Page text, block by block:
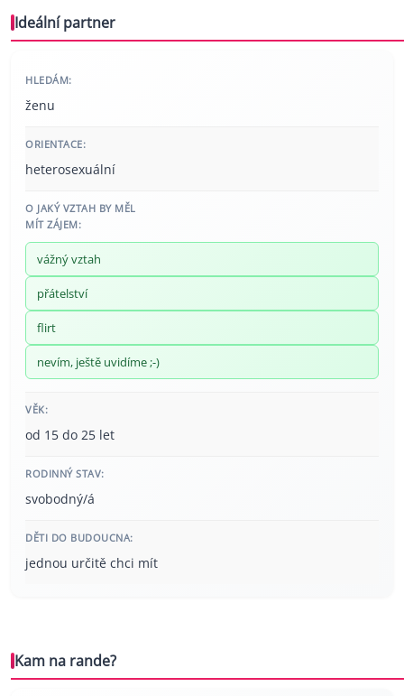
Ideální partner
HLEDÁM:
ženu
ORIENTACE:
heterosexuální
O JAKÝ VZTAH BY MĚL
MÍT ZÁJEM:
vážný vztah
přátelství
flirt
nevím, ještě uvidíme ;-)
VĚK:
od 15 do 25 let
RODINNÝ STAV:
svobodný/á
DĚTI DO BUDOUCNA:
jednou určitě chci mít
Kam na rande?